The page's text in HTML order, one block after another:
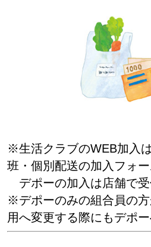
※生活クラブのWEB加入
班・個別配送の加入フォー
デポーの加入は店舗で受
※デポーのみの組合員の
用へ変更する際にもデポ